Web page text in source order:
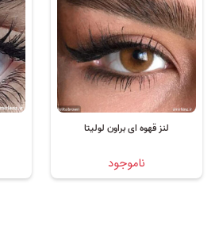
لنز قهوه ای براون لولیتا
ناموجود